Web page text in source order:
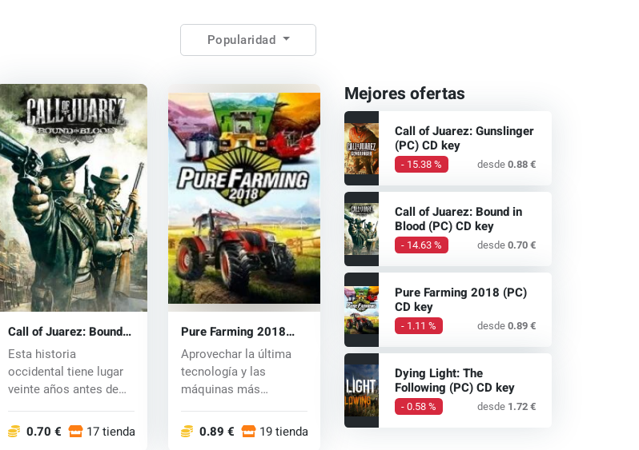
Popularidad
Call of Juarez: Bound
in Blood (PC) CD key
Esta historia
occidental tiene lugar
veinte años antes de
0.70 € 17 tiendas
Pure Farming 2018
(PC) CD key
Aprovechar la última
tecnología y las
máquinas más
pa...0.89 € 19 tiendas
Mejores ofertas
Call of Juarez: Gunslinger
(PC) CD key
- 15.38 % desde 0.88 €
Call of Juarez: Bound in
Blood (PC) CD key
- 14.63 % desde 0.70 €
Pure Farming 2018 (PC)
CD key
- 1.11 % desde 0.89 €
Dying Light: The
Following (PC) CD key
- 0.58 % desde 1.72 €